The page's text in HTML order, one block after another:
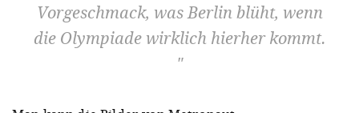
Vorgeschmack, was Berlin blüht, wenn
die Olympiade wirklich hierher kommt.